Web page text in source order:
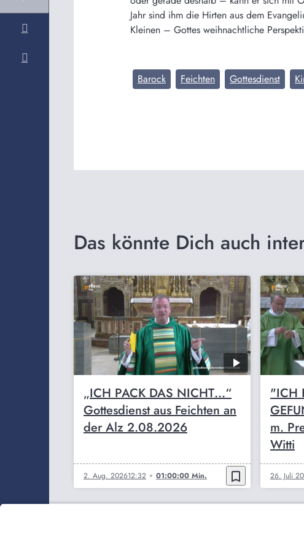
Jahr sind ihm die Hirten aus dem
Kleinen – Gottes weihnachtliche
Barock Feichten Gottesdienst
Das könnte Dich auch
„ICH PACK DAS NICHT…“
Gottesdienst aus Feichten an
der Alz 2.08.2026
2. Aug. 202612:32 01:00:00 Min. bookmark_border
"ICH
m.
Witti
26. Juli